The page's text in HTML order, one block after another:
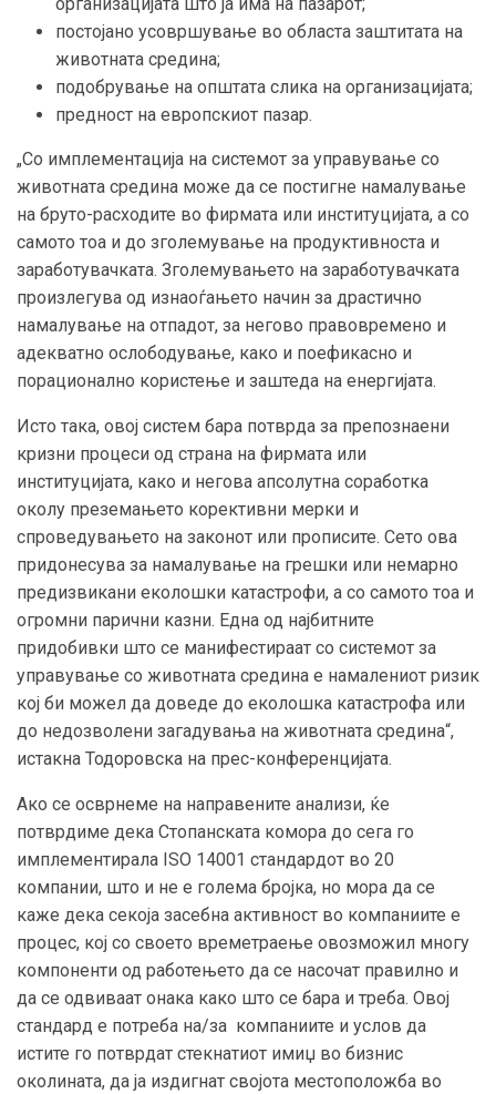
постојано усовршување во областа заштитата на
животната средина;
подобрување на општата слика на организацијата;
предност на европскиот пазар.
„Со имплементација на системот за управување со
животната средина може да се постигне намалување
на бруто-расходите во фирмата или институцијата, а со
самото тоа и до зголемување на продуктивноста и
заработувачката. Зголемувањето на заработувачката
произлегува од изнаоѓањето начин за драстично
намалување на отпадот, за негово правовремено и
адекватно ослободување, како и поефикасно и
порационално користење и заштеда на енергијата.
Исто така, овој систем бара потврда за препознаени
кризни процеси од страна на фирмата или
институцијата, како и негова апсолутна соработка
околу преземањето корективни мерки и
спроведувањето на законот или прописите. Сето ова
придонесува за намалување на грешки или немарно
предизвикани еколошки катастрофи, а со самото тоа и
огромни парични казни. Една од најбитните
придобивки што се манифестираат со системот за
управување со животната средина е намалениот ризик
кој би можел да доведе до еколошка катастрофа или
до недозволени загадувања на животната средина“,
истакна Тодоровска на прес-конференцијата.
Ако се осврнеме на направените анализи, ќе
потврдиме дека Стопанската комора до сега го
имплементирала ISO 14001 стандардот во 20
компании, што и не е голема бројка, но мора да се
каже дека секоја засебна активност во компаниите е
процес, кој со своето времетраење овозможил многу
компоненти од работењето да се насочат правилно и
да се одвиваат онака како што се бара и треба. Овој
стандард е потреба на/за компаниите и услов да
истите го потврдат стекнатиот имиџ во бизнис
околината, да ја издигнат својота местоположба во